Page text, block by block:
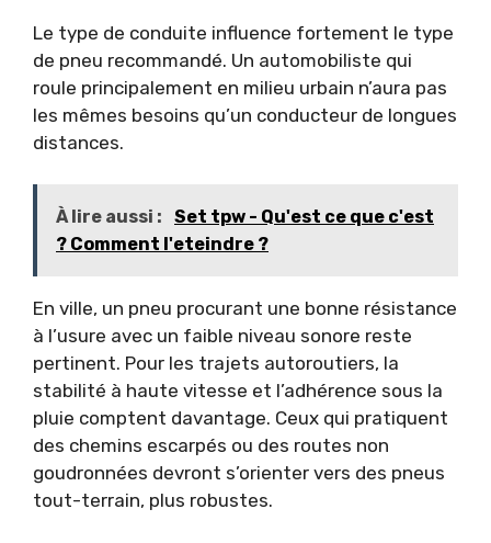
Le type de conduite influence fortement le type
de pneu recommandé. Un automobiliste qui
roule principalement en milieu urbain n’aura pas
les mêmes besoins qu’un conducteur de longues
distances.
À lire aussi :
Set tpw - Qu'est ce que c'est
? Comment l'eteindre ?
En ville, un pneu procurant une bonne résistance
à l’usure avec un faible niveau sonore reste
pertinent. Pour les trajets autoroutiers, la
stabilité à haute vitesse et l’adhérence sous la
pluie comptent davantage. Ceux qui pratiquent
des chemins escarpés ou des routes non
goudronnées devront s’orienter vers des pneus
tout-terrain, plus robustes.